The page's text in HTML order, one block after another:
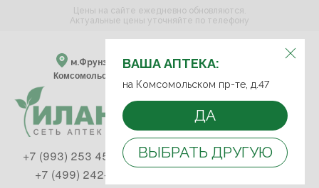
ВЫБЕРИТЕ АПТЕКУ:
м.Фрунзенская м.Спортивная
Комсомольский пр-т, д. 47
ВАША АПТЕКА:
на Комсомольском пр-те, д.47
ДА
ВЫБРАТЬ ДРУГУЮ
Цены на сайте ежедневно обновляются.
Актуальные цены уточняйте по телефону
+7 (993) 253 45 93
+7 (499) 242-90-85